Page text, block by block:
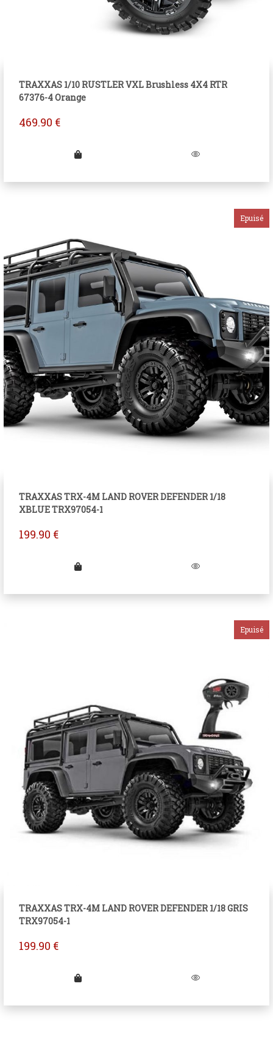
TRAXXAS 1/10 RUSTLER VXL Brushless 4X4 RTR
67376-4 Orange
469.90 €
TRAXXAS TRX-4M LAND ROVER DEFENDER 1/18
XBLUE TRX97054-1
199.90 €
TRAXXAS TRX-4M LAND ROVER DEFENDER 1/18 GRIS
TRX97054-1
199.90 €